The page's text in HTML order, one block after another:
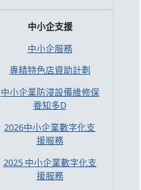
中小企支援
中小企服務
專精特色店資助計劃
中小企業防浸設備維修保
養知多D
2026中小企業數字化支
援服務
2025 中小企業數字化支
援服務